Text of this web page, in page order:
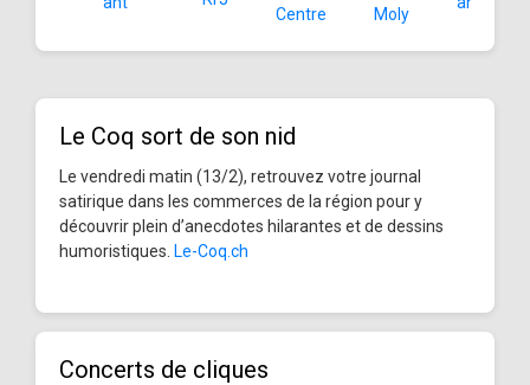
Le Coq sort de son nid
Le vendredi matin (13/2), retrouvez votre journal
satirique dans les commerces de la région pour y
découvrir plein d’anecdotes hilarantes et de dessins
humoristiques. Le-Coq.ch
Concerts de cliques